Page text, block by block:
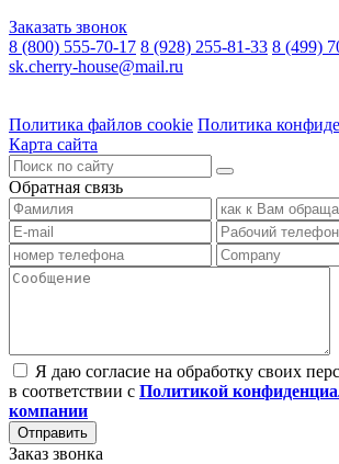
Заказать звонок
8 (800) 555-70-17 8 (928) 255-81-33 8 (499)
sk.cherry-house@mail.ru
Политика файлов cookie Политика
Карта сайта
Обратная связь
Я даю согласие на обработку своих
в соответствии с Политикой
компании
Заказ звонка